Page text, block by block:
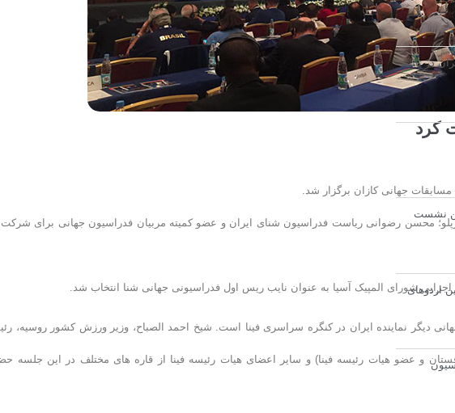
کرد
مسابقات جهانی کازان برگزار شد.
محسن رضوانی ریاست فدراسیون شنای ایران و عضو کمیته مربیان فدراسیون جهانی برای شرکت
اجرایی شورای المپیک آسیا به عنوان نایب ریس اول فدراسیونی جهانی شنا انتخاب شد.
دیگر نماینده ایران در کنگره سراسری فینا است. شیخ احمد الصباح، وزیر ورزش کشور روسیه،
و عضو هیات رئیسه فینا) و سایر اعضای هیات رئیسه فینا از قاره های مختلف در این جلسه
در تایلند
نشست
اردوهای